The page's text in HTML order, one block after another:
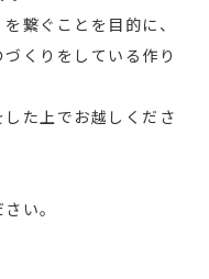
繋ぐことを目的に、
くりをしている作り
た上でお越しくださ
い。